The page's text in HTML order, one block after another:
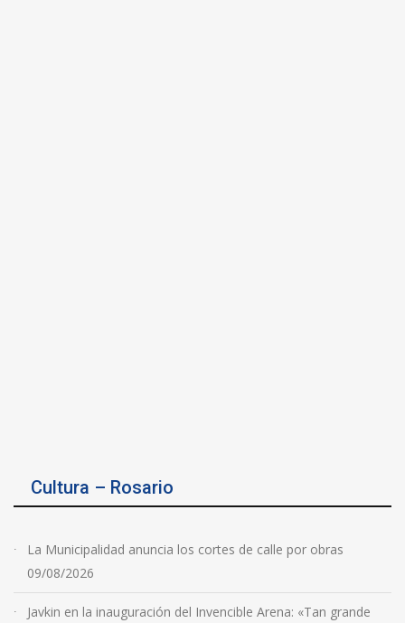
Cultura – Rosario
La Municipalidad anuncia los cortes de calle por obras
09/08/2026
Javkin en la inauguración del Invencible Arena: «Tan grande